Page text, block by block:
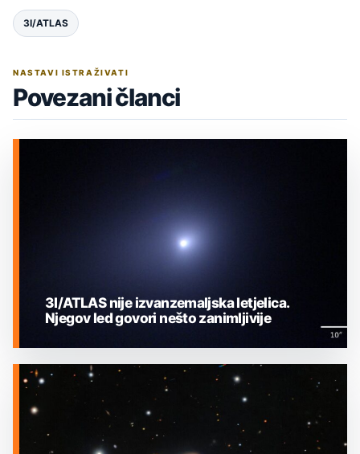
3I/ATLAS
NASTAVI ISTRAŽIVATI
Povezani članci
MEĐUZVJEZDANI OBJEKTI
3I/ATLAS nije izvanzemaljska letjelica.
Njegov led govori nešto zanimljivije